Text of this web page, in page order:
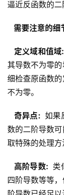
逼近反函数的二
需要注意的细
  定义域和值域:
其导数不为零
细检查原函数
不为零。
  奇异点:
如果
数的二阶导数
取特殊的处理方
  高阶导数:
类
四阶导数等等